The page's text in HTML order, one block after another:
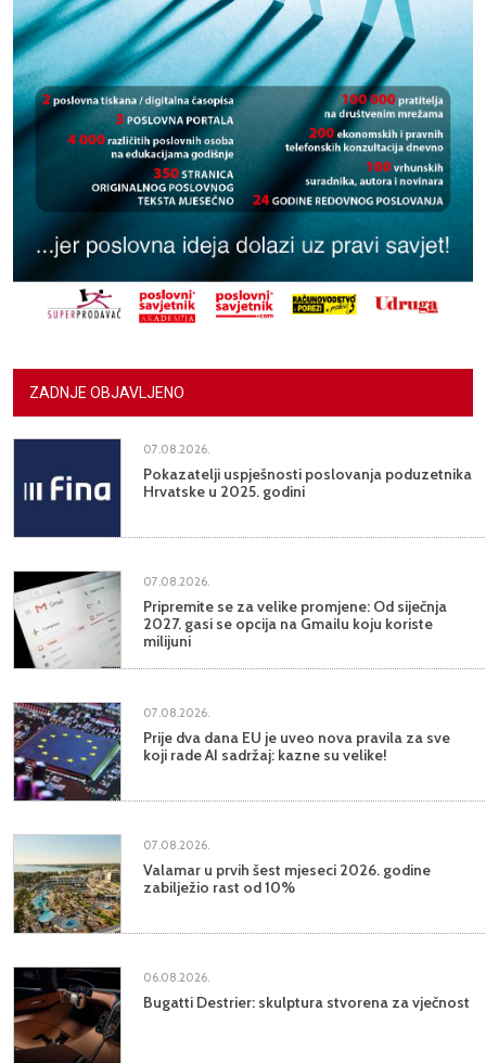
ZADNJE OBJAVLJENO
07.08.2026.
Pokazatelji uspješnosti poslovanja poduzetnika
Hrvatske u 2025. godini
07.08.2026.
Pripremite se za velike promjene: Od siječnja
2027. gasi se opcija na Gmailu koju koriste
milijuni
07.08.2026.
Prije dva dana EU je uveo nova pravila za sve
koji rade AI sadržaj: kazne su velike!
07.08.2026.
Valamar u prvih šest mjeseci 2026. godine
zabilježio rast od 10%
06.08.2026.
Bugatti Destrier: skulptura stvorena za vječnost